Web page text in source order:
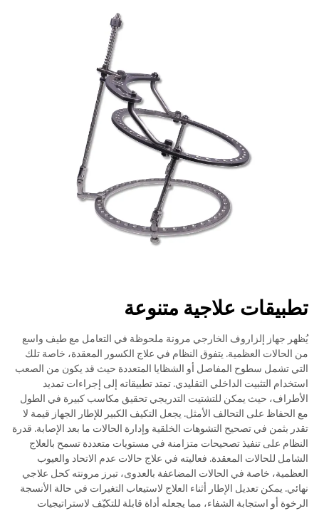
تطبيقات علاجية متنوعة
يُظهر جهاز إلزاروف الخارجي مرونة ملحوظة في التعامل مع طيف واسع
من الحالات العظمية. يتفوق النظام في علاج الكسور المعقدة، خاصة تلك
التي تشمل سطوح المفاصل أو الشظايا المتعددة حيث قد يكون من الصعب
استخدام التثبيت الداخلي التقليدي. تمتد تطبيقاته إلى إجراءات تمديد
الأطراف، حيث يمكن للتشتيت التدريجي تحقيق مكاسب كبيرة في الطول
مع الحفاظ على التحالف الأمثل. يجعل التكيف الكبير للإطار الجهاز قيمة لا
تقدر بثمن في تصحيح التشوهات الخلقية وإدارة الحالات ما بعد الإصابة. قدرة
النظام على تنفيذ تصحيحات متزامنة في مستويات متعددة تسمح بالعلاج
الشامل للحالات المعقدة. فعاليته في علاج حالات عدم الاتحاد والعيوب
العظمية، خاصة في الحالات المضاعفة بالعدوى، تبرز مرونته كحل علاجي
نهائي. يمكن تعديل الإطار أثناء العلاج لاستيعاب التغيرات في حالة الأنسجة
الرخوة أو استجابة الشفاء، مما يجعله أداة قابلة للتكيّف لاستراتيجيات